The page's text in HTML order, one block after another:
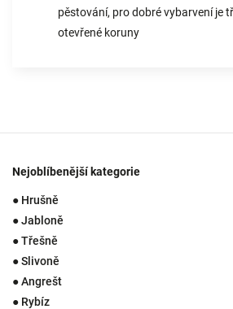
pěstování, pro dobré vybarvení je
otevřené koruny
Nejoblíbenější kategorie
● Hrušně
● Jabloně
● Třešně
● Slivoně
● Angrešt
● Rybíz